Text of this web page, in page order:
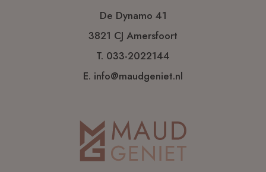
De Dynamo 41
3821 CJ Amersfoort
T. 033-2022144
E. info@maudgeniet.nl